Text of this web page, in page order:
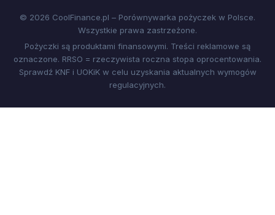
© 2026 CoolFinance.pl – Porównywarka pożyczek w Polsce.
Wszystkie prawa zastrzeżone.
Pożyczki są produktami finansowymi. Treści reklamowe są
oznaczone. RRSO = rzeczywista roczna stopa oprocentowania.
Sprawdź KNF i UOKiK w celu uzyskania aktualnych wymogów
regulacyjnych.